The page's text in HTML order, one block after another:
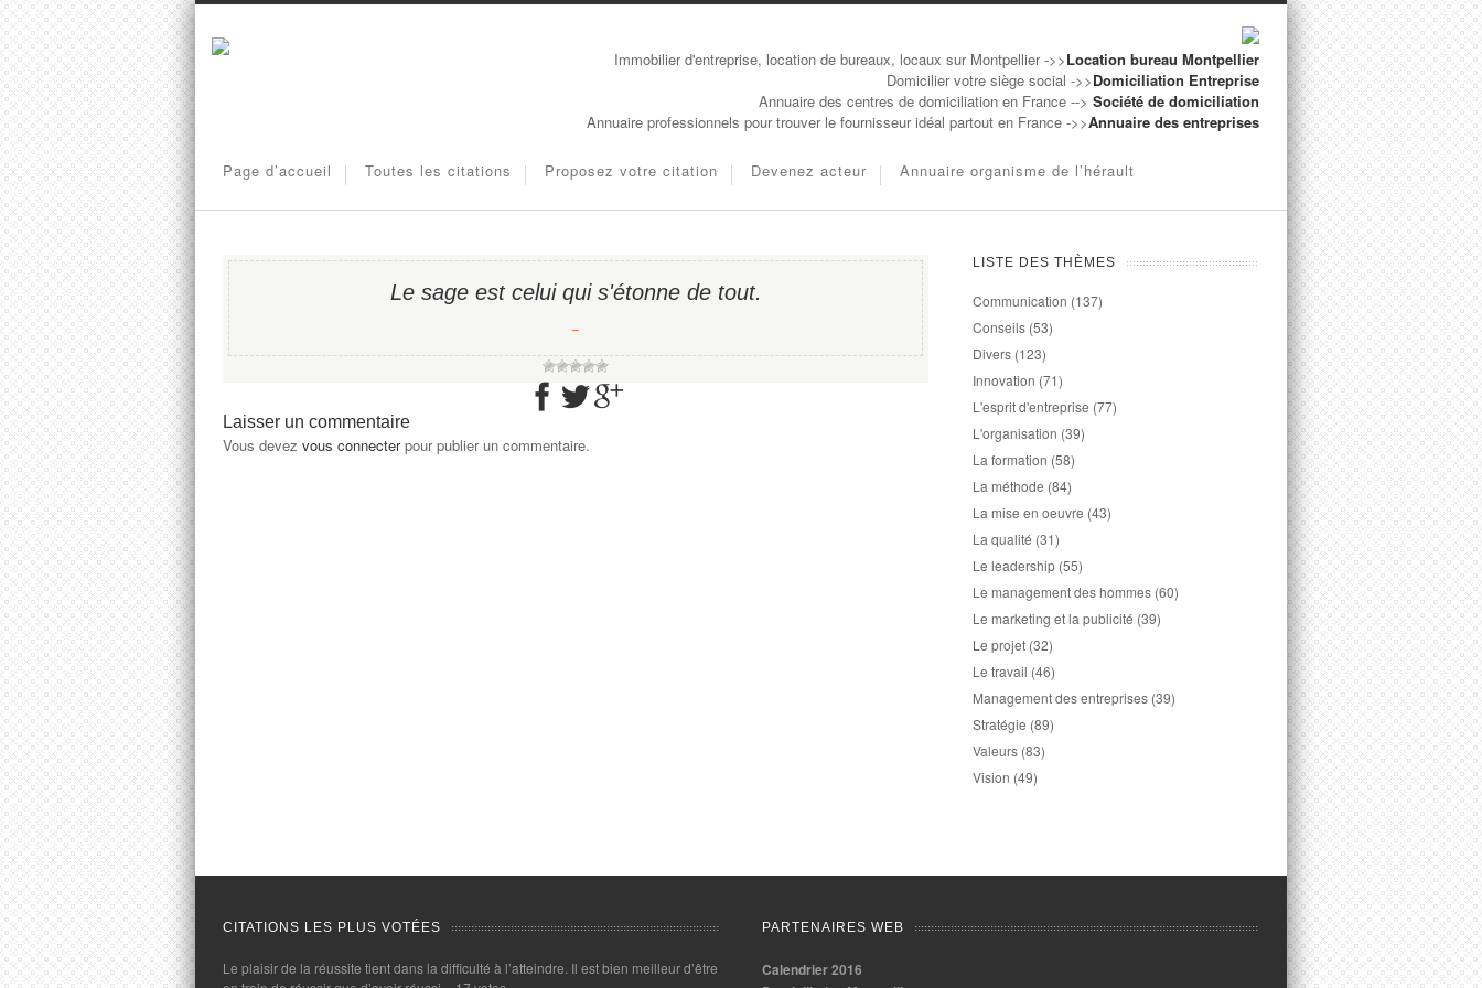
Immobilier d'entreprise, location de bureaux, locaux sur Montpellier ->>Location bureau Montpellier
Domicilier votre siège social ->>Domiciliation Entreprise
Annuaire des centres de domiciliation en France --> Société de domiciliation
Annuaire professionnels pour trouver le fournisseur idéal partout en France ->>Annuaire des entreprises
Page d’accueil Toutes les citations Proposez votre citation Devenez acteur Annuaire organisme de l’hérault
Le sage est celui qui s'étonne de tout.
−
Laisser un commentaire
Vous devez vous connecterpour publier un commentaire.
LISTE DES THÈMES
Communication (137)
Conseils (53)
Divers (123)
Innovation (71)
L'esprit d'entreprise (77)
L'organisation (39)
La formation (58)
La méthode (84)
La mise en oeuvre (43)
La qualité (31)
Le leadership (55)
Le management des hommes (60)
Le marketing et la publicité (39)
Le projet (32)
Le travail (46)
Management des entreprises (39)
Stratégie (89)
Valeurs (83)
Vision (49)
CITATIONS LES PLUS VOTÉES
Le plaisir de la réussite tient dans la difficulté à l’atteindre. Il est bien meilleur d’être
PARTENAIRES WEB
Calendrier 2016